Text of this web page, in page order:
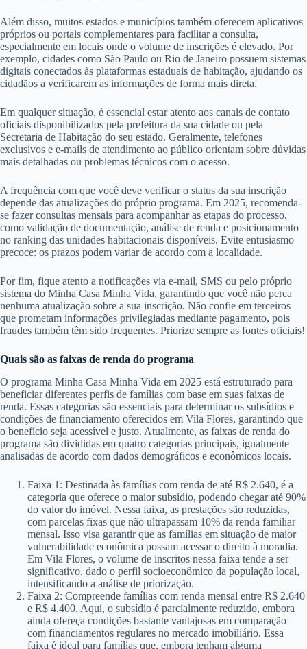
Além disso, muitos estados e municípios também oferecem aplicativos
próprios ou portais complementares para facilitar a consulta,
especialmente em locais onde o volume de inscrições é elevado. Por
exemplo, cidades como São Paulo ou Rio de Janeiro possuem sistemas
digitais conectados às plataformas estaduais de habitação, ajudando os
cidadãos a verificarem as informações de forma mais direta.
Em qualquer situação, é essencial estar atento aos canais de contato
oficiais disponibilizados pela prefeitura da sua cidade ou pela
Secretaria de Habitação do seu estado. Geralmente, telefones
exclusivos e e-mails de atendimento ao público orientam sobre dúvidas
mais detalhadas ou problemas técnicos com o acesso.
A frequência com que você deve verificar o status da sua inscrição
depende das atualizações do próprio programa. Em 2025, recomenda-
se fazer consultas mensais para acompanhar as etapas do processo,
como validação de documentação, análise de renda e posicionamento
no ranking das unidades habitacionais disponíveis. Evite entusiasmo
precoce: os prazos podem variar de acordo com a localidade.
Por fim, fique atento a notificações via e-mail, SMS ou pelo próprio
sistema do Minha Casa Minha Vida, garantindo que você não perca
nenhuma atualização sobre a sua inscrição. Não confie em terceiros
que prometam informações privilegiadas mediante pagamento, pois
fraudes também têm sido frequentes. Priorize sempre as fontes oficiais!
Quais são as faixas de renda do programa
O programa Minha Casa Minha Vida em 2025 está estruturado para
beneficiar diferentes perfis de famílias com base em suas faixas de
renda. Essas categorias são essenciais para determinar os subsídios e
condições de financiamento oferecidos em Vila Flores, garantindo que
o benefício seja acessível e justo. Atualmente, as faixas de renda do
programa são divididas em quatro categorias principais, igualmente
analisadas de acordo com dados demográficos e econômicos locais.
Faixa 1: Destinada às famílias com renda de até R$ 2.640, é a
categoria que oferece o maior subsídio, podendo chegar até 90%
do valor do imóvel. Nessa faixa, as prestações são reduzidas,
com parcelas fixas que não ultrapassam 10% da renda familiar
mensal. Isso visa garantir que as famílias em situação de maior
vulnerabilidade econômica possam acessar o direito à moradia.
Em Vila Flores, o volume de inscritos nessa faixa tende a ser
significativo, dado o perfil socioeconômico da população local,
intensificando a análise de priorização.
Faixa 2: Compreende famílias com renda mensal entre R$ 2.640
e R$ 4.400. Aqui, o subsídio é parcialmente reduzido, embora
ainda ofereça condições bastante vantajosas em comparação
com financiamentos regulares no mercado imobiliário. Essa
faixa é ideal para famílias que, embora tenham alguma